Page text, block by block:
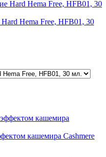
Hema Free, HFB01, 30
кашемира Cashmere